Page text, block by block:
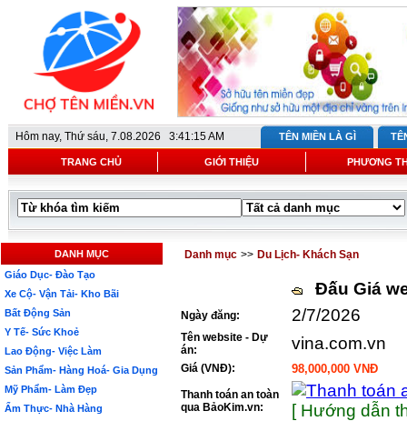
Hôm nay, Thứ sáu, 7.08.2026 3:41:15 AM TÊN MIỀN LÀ GÌ
TRANG CHỦ GIỚI THIỆU PHƯƠNG
DANH MỤC
Giáo Dục- Đào Tạo
Xe Cộ- Vận Tải- Kho Bãi
Bất Động Sản
Y Tế- Sức Khoẻ
Lao Động- Việc Làm
Sản Phẩm- Hàng Hoá- Gia Dụng
Mỹ Phẩm- Làm Đẹp
Ẩm Thực- Nhà Hàng
Danh mục >> Du Lịch- Khách Sạn
Đấu Giá
Ngày đăng: 2/7/2026
Tên website - Dự
án:
vina.com.vn
Giá (VNĐ): 98,000,000 VNĐ
Thanh toán an toàn
qua BảoKim.vn:
[ Hướng dẫn